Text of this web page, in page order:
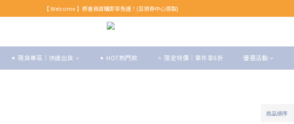
【 Welcome 】新會員首購即享免運！(至領券中心領取)
【 Welcome 】新會員首購即享免運！(至領券中心領取)
全館消費滿999免運！
✦ 現貨專區｜快速出貨 ✦ HOT熱門款 ✧ 限定特價｜單件享6折 優惠活動
商品排序